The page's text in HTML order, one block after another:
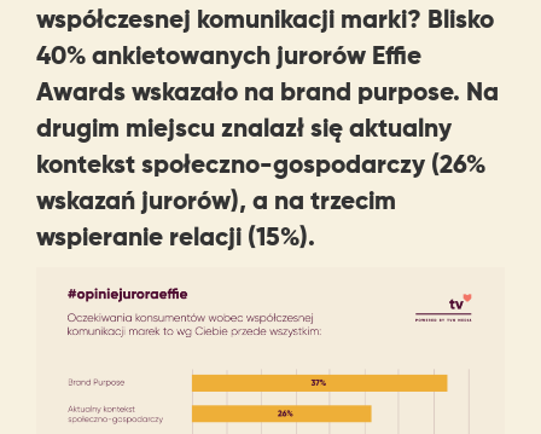
współczesnej komunikacji marki? Blisko
40% ankietowanych jurorów Effie
Awards wskazało na brand purpose. Na
drugim miejscu znalazł się aktualny
kontekst społeczno-gospodarczy (26%
wskazań jurorów), a na trzecim
wspieranie relacji (15%).